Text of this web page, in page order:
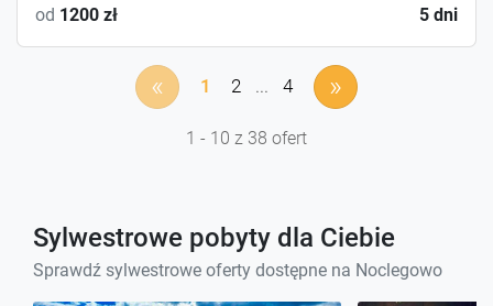
od 1200 zł 5 dni
« 1 2 ... 4 »
1 - 10 z 38 ofert
Sylwestrowe pobyty dla Ciebie
Sprawdź sylwestrowe oferty dostępne na Noclegowo